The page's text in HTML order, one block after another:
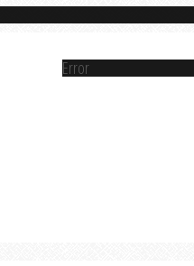
Error